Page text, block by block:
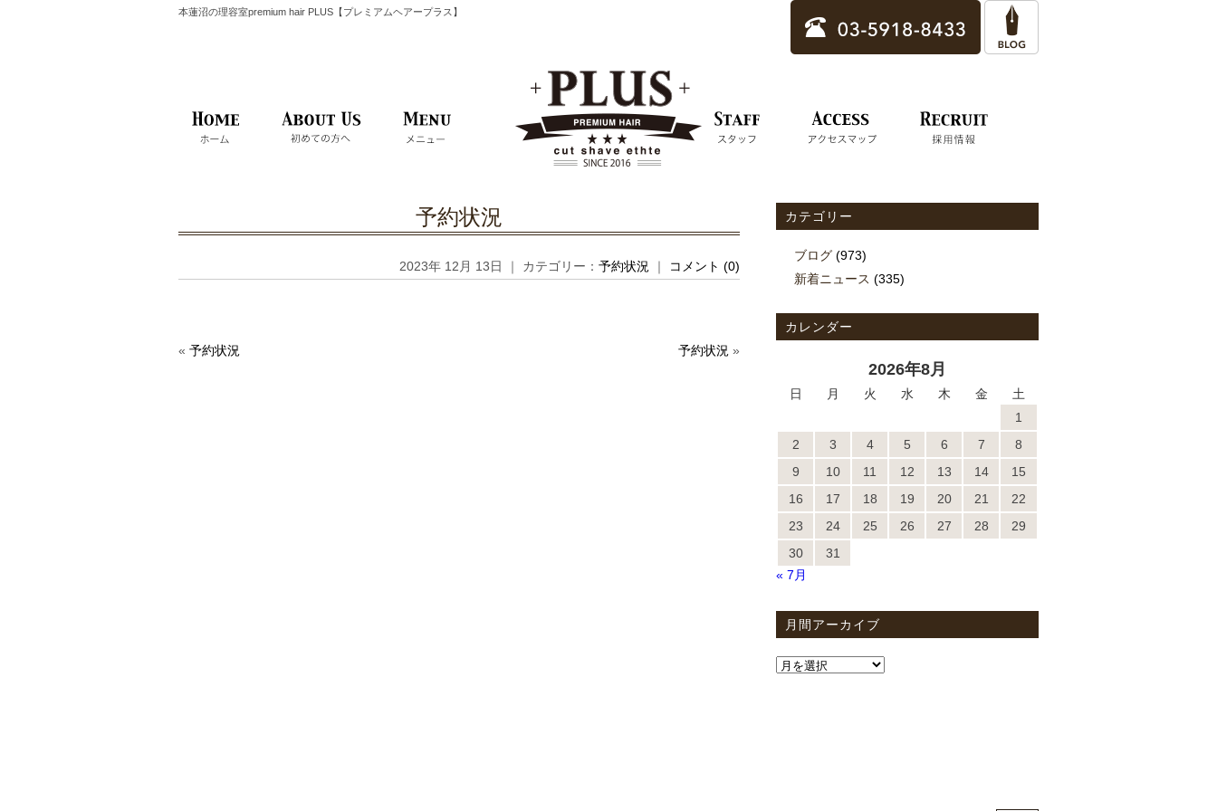
本蓮沼の理容室premium hair PLUS【プレミアムヘアープラス】
予約状況
2023年 12月 13日 ｜ カテゴリー： 予約状況 ｜ コメント (0)
« 予約状況 予約状況 »
カテゴリー
ブログ (973)
新着ニュース (335)
カレンダー
2026年8月
日 月 火 水 木 金
土
1
2
3 4 5 6 7
8
9
10 11 12 13 14
15
16
17 18 19 20 21
22
23
24 25 26 27 28
29
30
31
« 7月
月間アーカイブ